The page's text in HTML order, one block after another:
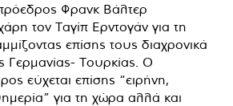
Φρανκ Βάλτερ
τον Ταγίπ Ερντογάν για τη
επίσης τους διαχρονικά
Γερμανίας- Τουρκίας. Ο
εύχεται επίσης “ειρήνη,
για τη χώρα αλλά και